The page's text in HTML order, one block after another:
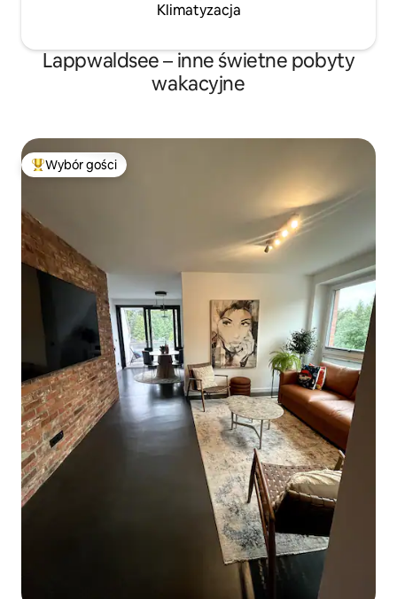
Klimatyzacja
Lappwaldsee – inne świetne pobyty
wakacyjne
Najpopularniejsze z kategorii Wybór gości
Wybór gości